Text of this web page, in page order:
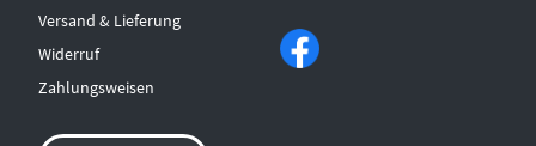
Versand & Lieferung
Widerruf
Zahlungsweisen